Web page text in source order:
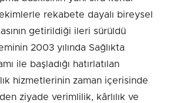
rekabete dayalı bireysel
getirildiği ileri sürüldü
2003 yılında Sağlıkta
ile başladığı hatırlatılan
hizmetlerinin zaman içerisinde
ziyade verimlilik, kârlılık ve